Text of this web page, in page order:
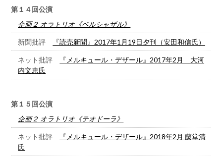
第１４回公演
企画２ オラトリオ《ベルシャザル》
新聞批評 『読売新聞』2017年1月19日夕刊（安田和信氏）
ネット批評
『メルキュール・デザール』2017年2月 大河
内文恵氏
第１５回公演
企画２ オラトリオ《テオドーラ》
ネット批評
『メルキュール・デザール』2018年2月 藤堂清
氏